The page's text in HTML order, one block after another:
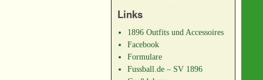
Links
1896 Outfits und Accessoires
Facebook
Formulare
Fussball.de – SV 1896